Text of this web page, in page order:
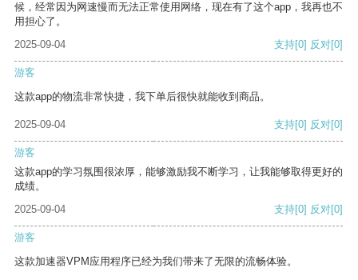
候，经常因为网速慢而无法正常使用网络，现在有了这个app，我再也不
用担心了。
2025-09-04
支持[0] 反对[0]
游客
这款app的物流非常快捷，我下单后很快就能收到商品。
2025-09-04 支持[0] 反对[0]
游客
这款app的学习氛围很浓厚，能够激励我不断学习，让我能够取得更好的
成绩。
2025-09-04
支持[0] 反对[0]
游客
这款加速器VPM应用程序已经为我们带来了无限的流畅体验。